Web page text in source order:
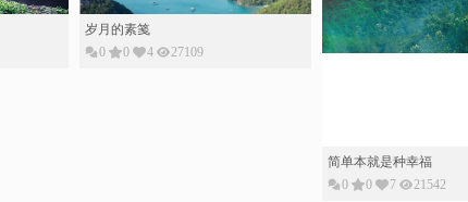
岁月的素䇳
0
0 4 27109
简单本就是种幸福
0
0 7 21542